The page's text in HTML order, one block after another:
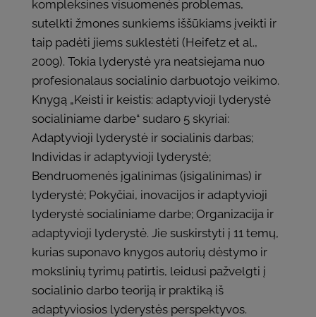
kompleksines visuomenės problemas,
sutelkti žmones sunkiems iššūkiams įveikti ir
taip padėti jiems suklestėti (Heifetz et al.,
2009). Tokia lyderystė yra neatsiejama nuo
profesionalaus socialinio darbuotojo veikimo.
Knygą „Keisti ir keistis: adaptyvioji lyderystė
socialiniame darbe“ sudaro 5 skyriai:
Adaptyvioji lyderystė ir socialinis darbas;
Individas ir adaptyvioji lyderystė;
Bendruomenės įgalinimas (įsigalinimas) ir
lyderystė; Pokyčiai, inovacijos ir adaptyvioji
lyderystė socialiniame darbe; Organizacija ir
adaptyvioji lyderystė. Jie suskirstyti į 11 temų,
kurias suponavo knygos autorių dėstymo ir
mokslinių tyrimų patirtis, leidusi pažvelgti į
socialinio darbo teoriją ir praktiką iš
adaptyviosios lyderystės perspektyvos.